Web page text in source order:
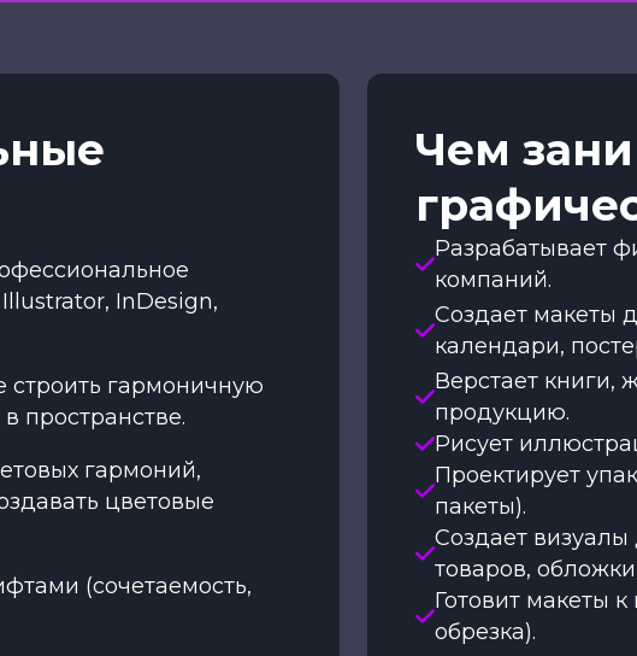
Чем
Разрабатывает
компаний.
Создает макеты
календари,
Верстает книги,
продукцию.
Рисует
Проектирует
пакеты).
Создает визуалы
товаров,
Готовит макеты
обрезка).
InDesign,
гармоничную
пространстве.
гармоний,
цветовые
(сочетаемость,